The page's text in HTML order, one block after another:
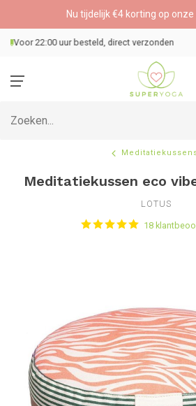
Nu tijdelijk €4 korting op
Veilig betalen
Meditatiekussen eco
LOTUS
18